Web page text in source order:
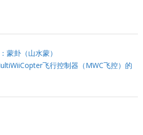
蒙卦（山水蒙）
飞行控制器（MWC飞控）的